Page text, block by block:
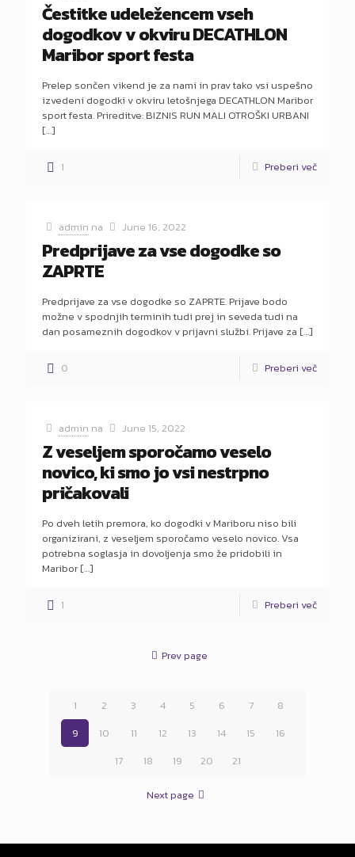
Čestitke udeležencem vseh
dogodkov v okviru DECATHLON
Maribor sport festa
Prelep sončen vikend je za nami in prav tako vsi uspešno
izvedeni dogodki v okviru letošnjega DECATHLON Maribor
sport festa. Prireditve: BIZNIS RUN MALI OTROŠKI URBANI
[…]
1 Preberi več
admin na June 16, 2022
Predprijave za vse dogodke so
ZAPRTE
Predprijave za vse dogodke so ZAPRTE. Prijave bodo
možne v spodnjih terminih tudi prej in seveda tudi na
dan posameznih dogodkov v prijavni službi. Prijave za […]
0 Preberi več
admin na June 15, 2022
Z veseljem sporočamo veselo
novico, ki smo jo vsi nestrpno
pričakovali
Po dveh letih premora, ko dogodki v Mariboru niso bili
organizirani, z veseljem sporočamo veselo novico. Vsa
potrebna soglasja in dovoljenja smo že pridobili in
Maribor[…]
1 Preberi več
Prev page
1 2 3 4 5 6 7
8
9
10 11 12 13 14 15
16
17
18 19 20 21
Next page